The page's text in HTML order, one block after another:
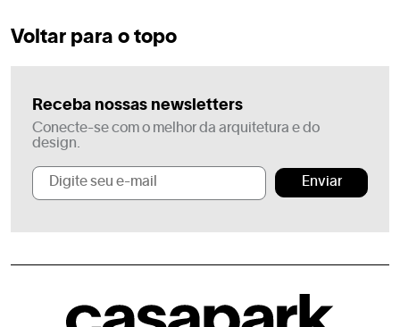
Voltar para o topo
Receba nossas newsletters
Conecte-se com o melhor da arquitetura e do
design.
Enviar